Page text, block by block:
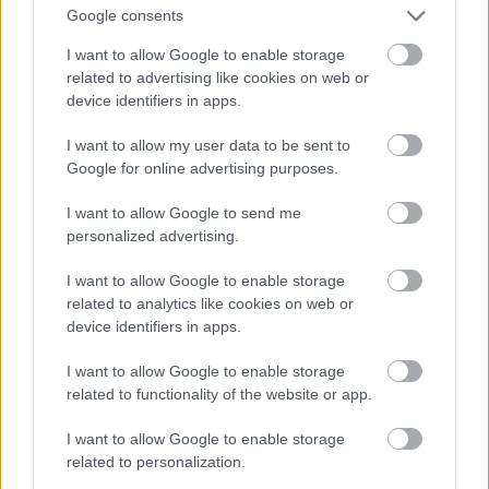
Google consents
I want to allow Google to enable storage
related to advertising like cookies on web or
device identifiers in apps.
I want to allow my user data to be sent to
Google for online advertising purposes.
I want to allow Google to send me
personalized advertising.
I want to allow Google to enable storage
related to analytics like cookies on web or
device identifiers in apps.
I want to allow Google to enable storage
related to functionality of the website or app.
I want to allow Google to enable storage
related to personalization.
igazából láttuk és hallottuk egymást.
is egy
elképesztő gitáros. Nagyon más dolgot művelnek
mint én, még életemben nem hallottam ilyen
muzsikát! Jó dolog új emberekkel találkozni, új
élményeket szerezni, így nagyon boldog vagyok,
hogy ennek a részese lehetek.
Az alapvető koncepciója ennek a magyar mini-
turnénak az akusztikus gitárzene, ugye?
beszélgettem erről – inkább a zenéről szól, mintsem
a gitárról. Nagyon sok jól képzett gitáros van
manapság, de azt hiszem ő most nem ezt szeretné
egyfajta sporttá vált. DeSándornem ilyen. Ő egy
nagyon mély, igazi muzsikus, és szerencsére engem
is olyannak talált, aki mindehhez hozzátehet.
Nagyon megtisztelő, hogy egy ilyen ember gondolt
rám. Hosszú beszélgetéseink voltak a muzsikáról. A